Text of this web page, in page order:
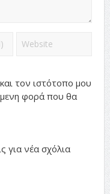
τον ιστότοπο μου
φορά που θα
για νέα σχόλια